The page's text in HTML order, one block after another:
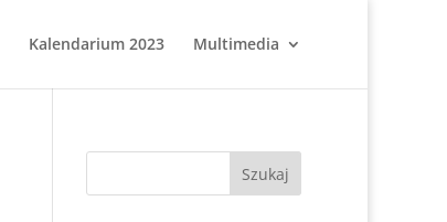
Kalendarium 2023 Multimedia